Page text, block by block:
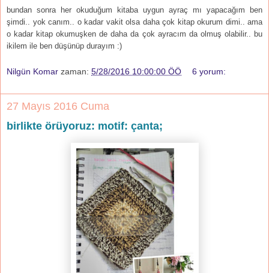
bundan sonra her okuduğum kitaba uygun ayraç mı yapacağım ben
şimdi.. yok canım.. o kadar vakit olsa daha çok kitap okurum dimi.. ama
o kadar kitap okumuşken de daha da çok ayracım da olmuş olabilir.. bu
ikilem ile ben düşünüp durayım :)
Nilgün Komar zaman: 5/28/2016 10:00:00 ÖÖ 6 yorum:
27 Mayıs 2016 Cuma
birlikte örüyoruz: motif: çanta;